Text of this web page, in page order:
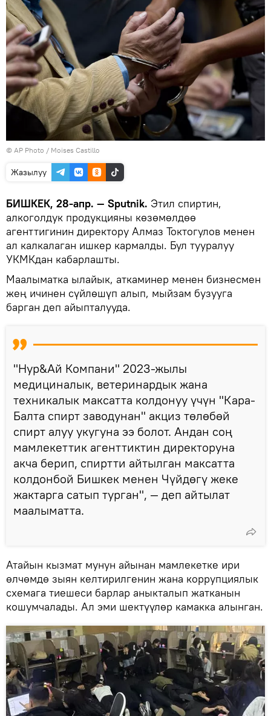
© AP Photo / Moises Castillo
Жазылуу
БИШКЕК, 28-апр. — Sputnik. Этил спиртин,
алкоголдук продукцияны көзөмөлдөө
агенттигинин директору Алмаз Токтогулов менен
ал калкалаган ишкер кармалды. Бул тууралуу
УКМКдан кабарлашты.
Маалыматка ылайык, аткаминер менен бизнесмен
жең ичинен сүйлөшүп алып, мыйзам бузууга
барган деп айыпталууда.
"Нур&Ай Компани" 2023-жылы
медициналык, ветеринардык жана
техникалык максатта колдонуу үчүн "Кара-
Балта спирт заводунан" акциз төлөбөй
спирт алуу укугуна ээ болот. Андан соң
мамлекеттик агенттиктин директоруна
акча берип, спиртти айтылган максатта
колдонбой Бишкек менен Чүйдөгү жеке
жактарга сатып турган", — деп айтылат
маалыматта.
Атайын кызмат мунун айынан мамлекетке ири
өлчөмдө зыян келтирилгенин жана коррупциялык
схемага тиешеси барлар аныкталып жатканын
кошумчалады. Ал эми шектүүлөр камакка алынган.